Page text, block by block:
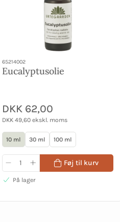
65214002
Eucalyptusolie
DKK 62,00
DKK 49,60 ekskl. moms
10 ml 30 ml 100 ml
Føj til kurv
På lager